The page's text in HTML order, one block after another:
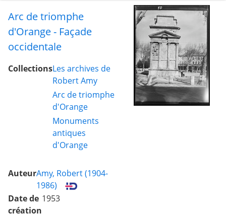
Arc de triomphe
d'Orange - Façade
occidentale
CollectionsLes archives de
Robert Amy
Arc de triomphe
d'Orange
Monuments
antiques
d'Orange
AuteurAmy, Robert (1904-
1986)
Date de
création
1953